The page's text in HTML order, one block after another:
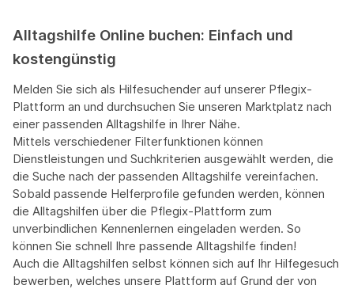
Alltagshilfe Online buchen: Einfach und
kostengünstig
Melden Sie sich als Hilfesuchender auf unserer Pflegix-
Plattform an und durchsuchen Sie unseren Marktplatz nach
einer passenden Alltagshilfe in Ihrer Nähe.
Mittels verschiedener Filterfunktionen können
Dienstleistungen und Suchkriterien ausgewählt werden, die
die Suche nach der passenden Alltagshilfe vereinfachen.
Sobald passende Helferprofile gefunden werden, können
die Alltagshilfen über die Pflegix-Plattform zum
unverbindlichen Kennenlernen eingeladen werden. So
können Sie schnell Ihre passende Alltagshilfe finden!
Auch die Alltagshilfen selbst können sich auf Ihr Hilfegesuch
bewerben, welches unsere Plattform auf Grund der von